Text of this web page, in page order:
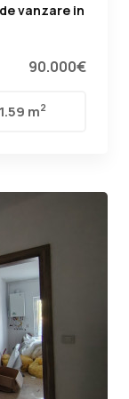
vanzare in
90.000€
m2